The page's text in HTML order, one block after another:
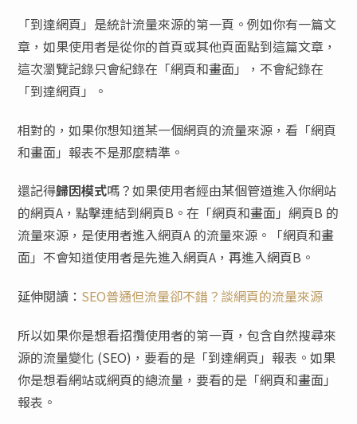
「到達網頁」是統計流量來源的第一頁。例如你有一篇文
章，如果使用者是從你的首頁或其他頁面點到這篇文章，
這次瀏覽記錄只會紀錄在「網頁和畫面」，不會紀錄在
「到達網頁」。
相對的，如果你想知道某一個網頁的流量來源，看「網頁
和畫面」報表不是那麼精準。
還記得歸因模式嗎？如果使用者經由某個管道進入你網站
的網頁A，點擊連結到網頁B。在「網頁和畫面」網頁B 的
流量來源，是使用者進入網頁A 的流量來源。「網頁和畫
面」不會知道使用者是先進入網頁A，再進入網頁B。
延伸閱讀： SEO普通但流量卻不錯？談網頁的流量來源
所以如果你是想看招攬使用者的第一頁，包含自然搜尋來
源的流量變化 (SEO)，要看的是「到達網頁」報表。如果
你是想看網站或網頁的總流量，要看的是「網頁和畫面」
報表。